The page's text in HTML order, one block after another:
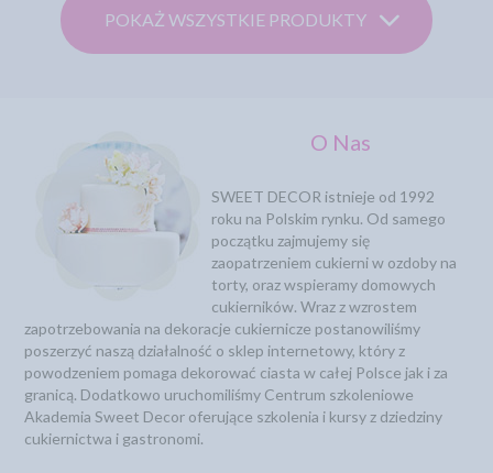
POKAŻ WSZYSTKIE PRODUKTY
O Nas
SWEET DECOR istnieje od 1992
roku na Polskim rynku. Od samego
początku zajmujemy się
zaopatrzeniem cukierni w ozdoby na
torty, oraz wspieramy domowych
cukierników. Wraz z wzrostem
zapotrzebowania na dekoracje cukiernicze postanowiliśmy
poszerzyć naszą działalność o sklep internetowy, który z
powodzeniem pomaga dekorować ciasta w całej Polsce jak i za
granicą. Dodatkowo uruchomiliśmy Centrum szkoleniowe
Akademia Sweet Decor oferujące szkolenia i kursy z dziedziny
cukiernictwa i gastronomi.